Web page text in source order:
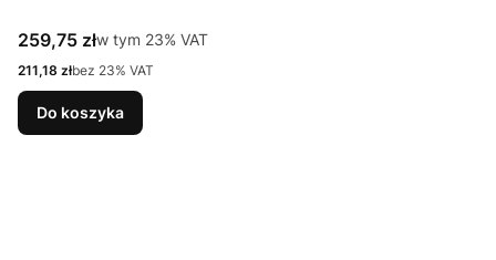
Cena brutto
259,75 złw tym %s VAT
w tym 23% VAT
Cena netto
211,18 złbez 23% VAT
Do koszyka